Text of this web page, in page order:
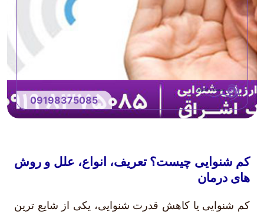
09198375085
کم شنوایی چیست؟ تعریف، انواع، علل و روش
های درمان
کم شنوایی یا کاهش قدرت شنوایی، یکی از شایع ترین